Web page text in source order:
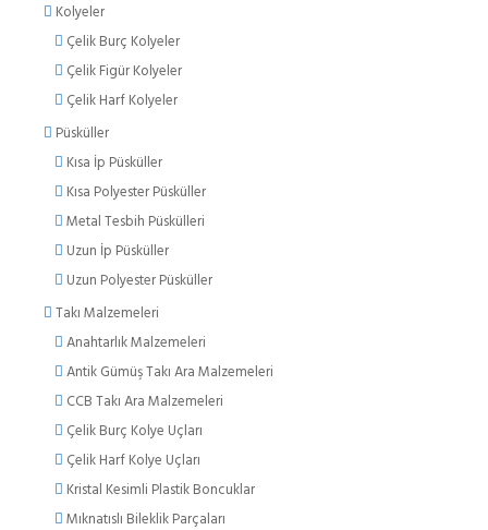
Kolyeler
Çelik Burç Kolyeler
Çelik Figür Kolyeler
Çelik Harf Kolyeler
Püsküller
Kısa İp Püsküller
Kısa Polyester Püsküller
Metal Tesbih Püskülleri
Uzun İp Püsküller
Uzun Polyester Püsküller
Takı Malzemeleri
Anahtarlık Malzemeleri
Antik Gümüş Takı Ara Malzemeleri
CCB Takı Ara Malzemeleri
Çelik Burç Kolye Uçları
Çelik Harf Kolye Uçları
Kristal Kesimli Plastik Boncuklar
Mıknatıslı Bileklik Parçaları